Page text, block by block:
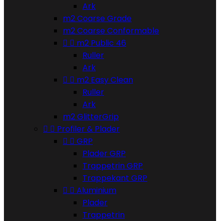
Ark
m2 Coarse Grade
m2 Coarse Conformable
  m2 Public 46
Ruller
Ark
  m2 Easy Clean
Ruller
Ark
m2 GlitterGrip
  Profiler & Plader
  GRP
Plader GRP
Trappetrin GRP
Trappekant GRP
  Aluminium
Plader
Trappetrin